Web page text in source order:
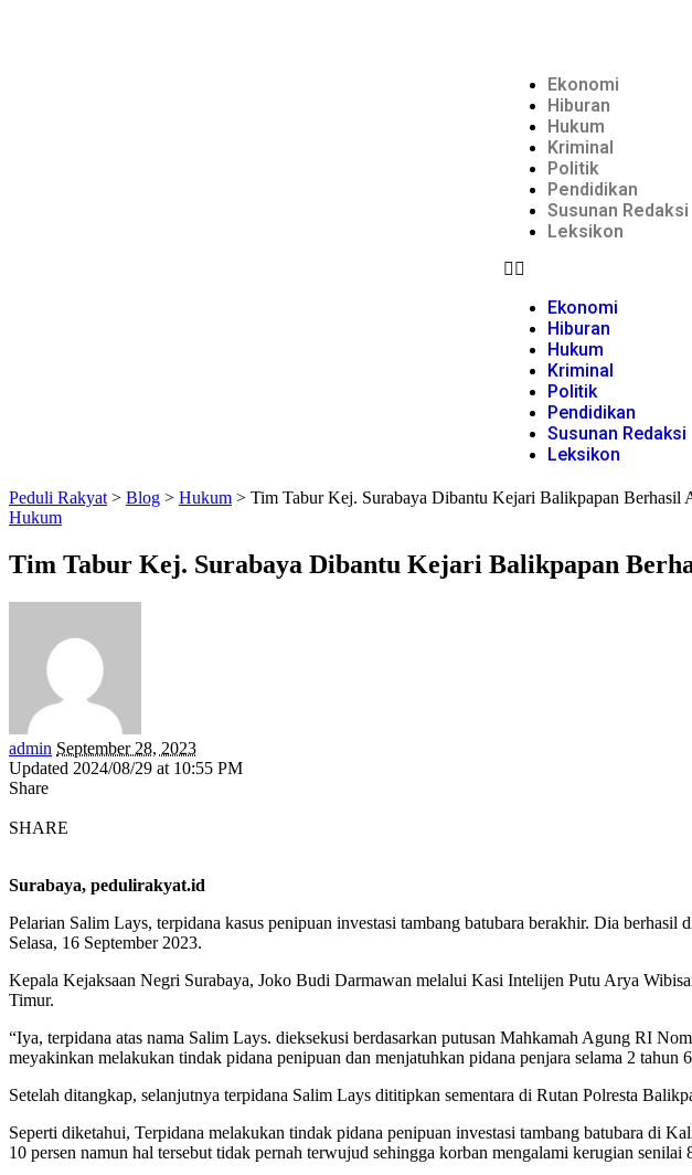
Ekonomi
Hiburan
Hukum
Kriminal
Politik
Pendidikan
Susunan Redaksi
Leksikon
Ekonomi
Hiburan
Hukum
Kriminal
Politik
Pendidikan
Susunan Redaksi
Leksikon
Peduli Rakyat > Blog > Hukum > Tim Tabur Kej. Surabaya Dibantu Kejari Balikpapan Berhasil
Hukum
Tim Tabur Kej. Surabaya Dibantu Kejari Balikpapan
admin September 28, 2023
Updated 2024/08/29 at 10:55 PM
Share
SHARE
Surabaya, pedulirakyat.id
Pelarian Salim Lays, terpidana kasus penipuan investasi tambang batubara berakhir. Dia
Selasa, 16 September 2023.
Kepala Kejaksaan Negri Surabaya, Joko Budi Darmawan melalui Kasi Intelijen Putu Arya
Timur.
“Iya, terpidana atas nama Salim Lays. dieksekusi berdasarkan putusan Mahkamah Agung RI
meyakinkan melakukan tindak pidana penipuan dan menjatuhkan pidana penjara selama 2 tahun
Setelah ditangkap, selanjutnya terpidana Salim Lays dititipkan sementara di Rutan Polresta
Seperti diketahui, Terpidana melakukan tindak pidana penipuan investasi tambang batubara di
10 persen namun hal tersebut tidak pernah terwujud sehingga korban mengalami kerugian senilai